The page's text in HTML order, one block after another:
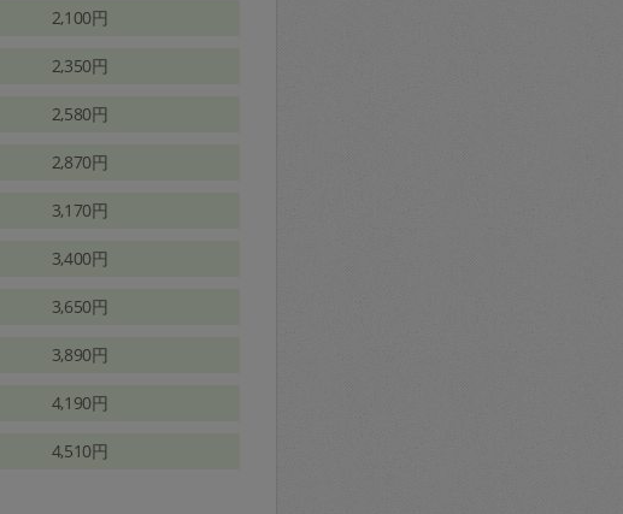
2,100円
2,350円
2,580円
2,870円
3,170円
3,400円
3,650円
3,890円
4,190円
4,510円